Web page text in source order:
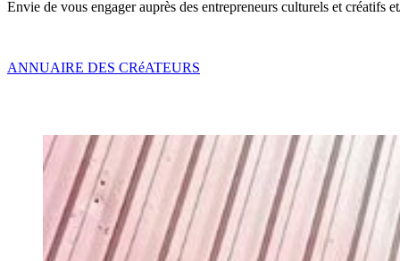
Envie de vous engager auprès des entrepreneurs culturels et créatifs
ANNUAIRE DES CRéATEURS